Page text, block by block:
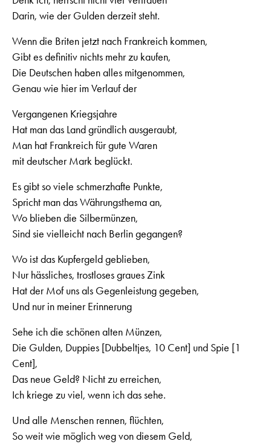
Darin, wie der Gulden derzeit steht.
Wenn die Briten jetzt nach Frankreich kommen,
Gibt es definitiv nichts mehr zu kaufen,
Die Deutschen haben alles mitgenommen,
Genau wie hier im Verlauf der
Vergangenen Kriegsjahre
Hat man das Land gründlich ausgeraubt,
Man hat Frankreich für gute Waren
mit deutscher Mark beglückt.
Es gibt so viele schmerzhafte Punkte,
Spricht man das Währungsthema an,
Wo blieben die Silbermünzen,
Sind sie vielleicht nach Berlin gegangen?
Wo ist das Kupfergeld geblieben,
Nur hässliches, trostloses graues Zink
Hat der Mof uns als Gegenleistung gegeben,
Und nur in meiner Erinnerung
Sehe ich die schönen alten Münzen,
Die Gulden, Duppies [Dubbeltjes, 10 Cent] und Spie [1
Cent],
Das neue Geld? Nicht zu erreichen,
Ich kriege zu viel, wenn ich das sehe.
Und alle Menschen rennen, flüchten,
So weit wie möglich weg von diesem Geld,